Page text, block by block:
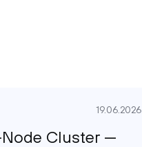
19.06.2026
Cluster —